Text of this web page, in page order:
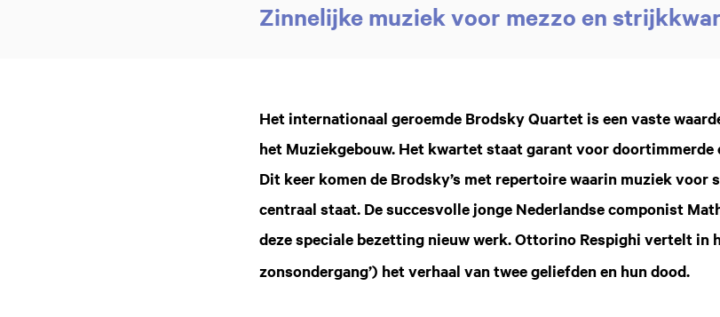
Zinnelijke muziek voor mezzo en
Het internationaal geroemde Brodsky Quartet is een vaste
het Muziekgebouw. Het kwartet staat garant voor doortimmerde
Dit keer komen de Brodsky’s met repertoire waarin muziek
centraal staat. De succesvolle jonge Nederlandse componist
deze speciale bezetting nieuw werk. Ottorino Respighi vertelt in
zonsondergang’) het verhaal van twee geliefden en hun dood.